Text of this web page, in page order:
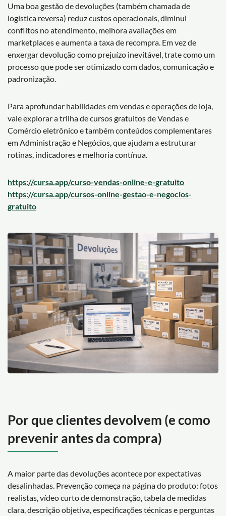
Uma boa gestão de devoluções (também chamada de
logística reversa) reduz custos operacionais, diminui
conflitos no atendimento, melhora avaliações em
marketplaces e aumenta a taxa de recompra. Em vez de
enxergar devolução como prejuízo inevitável, trate como um
processo que pode ser otimizado com dados, comunicação e
padronização.
Para aprofundar habilidades em vendas e operações de loja,
vale explorar a trilha de cursos gratuitos de Vendas e
Comércio eletrônico e também conteúdos complementares
em Administração e Negócios, que ajudam a estruturar
rotinas, indicadores e melhoria contínua.
https://cursa.app/curso-vendas-online-e-gratuito
https://cursa.app/cursos-online-gestao-e-negocios-
gratuito
Por que clientes devolvem (e como
prevenir antes da compra)
A maior parte das devoluções acontece por expectativas
desalinhadas. Prevenção começa na página do produto: fotos
realistas, vídeo curto de demonstração, tabela de medidas
clara, descrição objetiva, especificações técnicas e perguntas